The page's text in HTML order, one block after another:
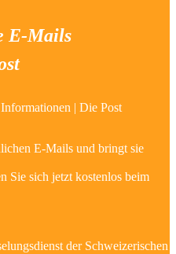
E-Mails
| Die Post
E-Mails und bringt sie
Sie sich jetzt kostenlos beim
der Schweizerischen